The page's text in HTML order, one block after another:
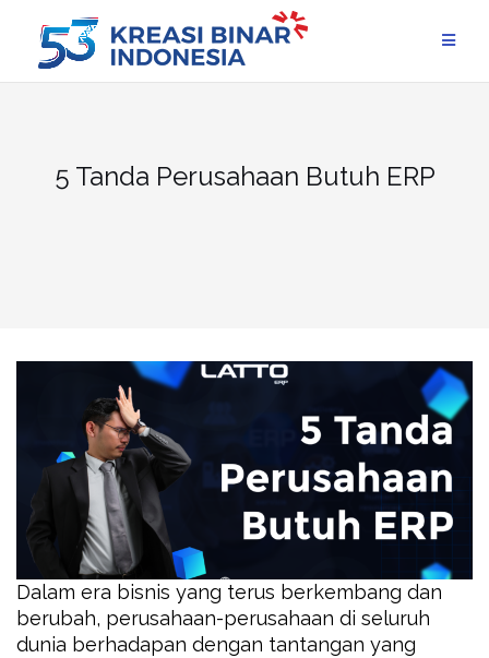
content
5 Tanda Perusahaan Butuh ERP
Dalam era bisnis yang terus berkembang dan
berubah, perusahaan-perusahaan di seluruh
dunia berhadapan dengan tantangan yang